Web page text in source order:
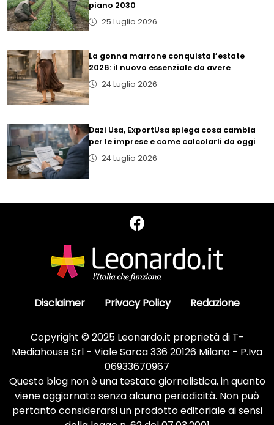
piano 2030
25 Luglio 2026
La gonna marrone conquista l’estate
2026: il nuovo essenziale da avere
24 Luglio 2026
Dazi Usa, ExportUsa spiega cosa cambia
per le imprese e come calcolarli da oggi
24 Luglio 2026
Disclaimer Privacy Policy Redazione
Copyright © 2025 Leonardo.it proprietà di T-
Mediahouse Srl - Viale Sarca 336 20126 Milano - P.Iva
06933670967
Questo blog non è una testata giornalistica, in quanto
viene aggiornato senza alcuna periodicità. Non può
pertanto considerarsi un prodotto editoriale ai sensi